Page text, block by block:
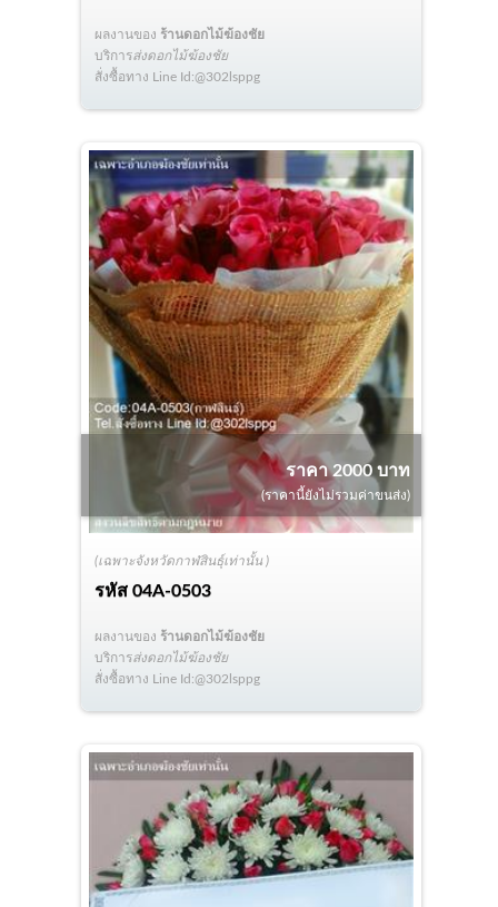
ผลงานของ ร้านดอกไม้ฆ้องชัย
บริการส่งดอกไม้ฆ้องชัย
สั่งซื้อทาง Line Id:@302lsppg
(เฉพาะจังหวัดกาฬสินธุ์เท่านั้น )
รหัส04A-0503
ราคา 2000 บาท
(ราคานี้ยังไม่รวมค่าขนส่ง)
ผลงานของ ร้านดอกไม้ฆ้องชัย
บริการส่งดอกไม้ฆ้องชัย
สั่งซื้อทาง Line Id:@302lsppg